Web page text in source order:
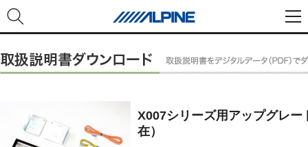
X007シリーズ用アップグレ
在）